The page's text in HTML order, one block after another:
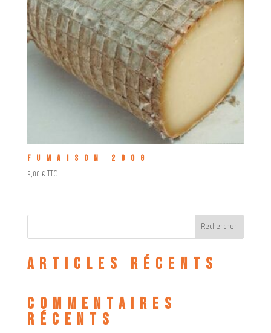
Fumaison 200g
9,00 € TTC
Rechercher
Articles récents
Commentaires
récents